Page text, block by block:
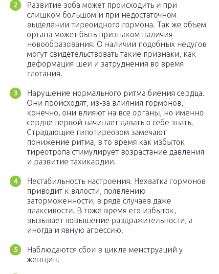
Развитие зоба может происходить и при
слишком большом и при недостаточном
выделении тиреоидного гормона. Так же объем
органа может быть признаком наличия
новообразования. О наличии подобных недугов
могут свидетельствовать такие признаки, как
деформация шеи и затруднения во время
глотания.
Нарушение нормального ритма биения сердца.
Они происходят, из-за влияния гормонов,
конечно, они влияют на все органы, но именно
сердце первой начинает давать о себе знать.
Страдающие гипотиреозом замечают
понижение ритма, в то время как избыток
тиреотропа стимулирует возрастание давления
и развитие тахикардии.
Нестабильность настроения. Нехватка гормонов
приводит к вялости, появлению
заторможенности, в ряде случаев даже
плаксивости. В тоже время его избыток,
вызывает повышение раздражительности, а
иногда и явную агрессию.
Наблюдаются сбои в цикле менструаций у
женщин.